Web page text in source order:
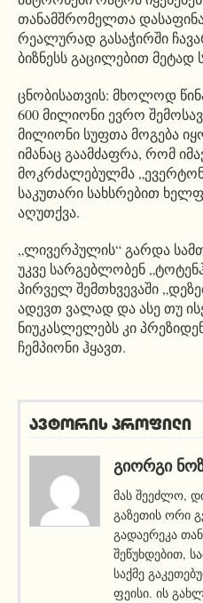
თანამშრომელთა
რეალურად გასაჭირში
ბიზნესს გაცილებით მეტად
ცნობისათვის: მხოლოდ
600 მილიონი ევრო
მილიონი სუფთა მოგება
იმანაც გაამძაფრა, რომ
მოკრძალებულმა
საკუთარი სახსრებით
აღუთქვა.
„ლივერპულის“ გარდა
უკვე სარგებლობენ
პირველ შემთხვევაში
ადევთ ვალად და ასე თუ
ნიუკასლელებს კი
ჩემპიონი ჰყავთ.
ავტორის პროფილი
ᲒᲘᲝᲠᲒᲘ
მას შეეძლო,
გაზეთის ორი
გადაერეკა
შეწუხდებით,
საქმე
ფეისი. ის